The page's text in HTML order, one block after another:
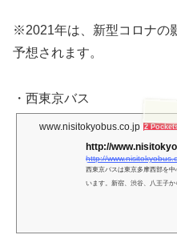
※2021年は、新型コロナの
予想されます。
・西東京バス
www.nisitokyobus.co.jp 2
http://
http://
西東京バスは東京多摩西部を
います。新宿、渋谷、八王子か